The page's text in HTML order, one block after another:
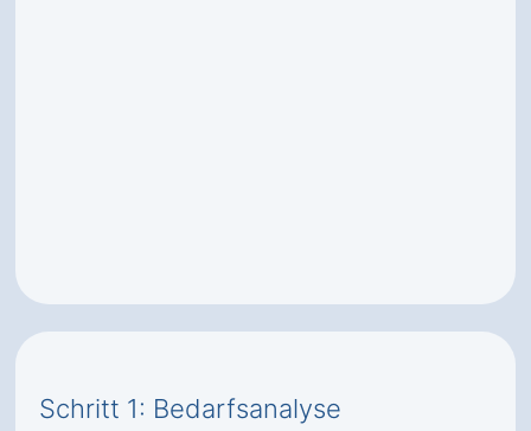
Schritt 1: Bedarfsanalyse